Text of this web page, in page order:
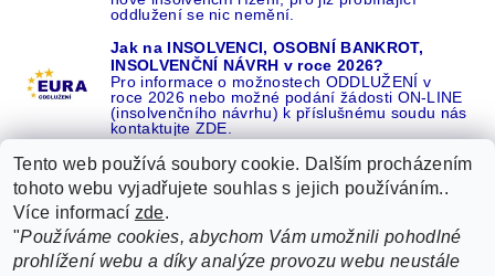
oddlužení se nic nemění.
Jak na INSOLVENCI, OSOBNÍ BANKROT,
INSOLVENČNÍ NÁVRH v roce 2026?
Pro informace o možnostech ODDLUŽENÍ v
roce 2026 nebo možné podání žádosti ON-LINE
(insolvenčního návrhu) k příslušnému soudu nás
kontaktujte ZDE.
Recenze o NÁS na GOOGLE 16 let REFERENCÍ v celé ČR |
Recenze o NÁS na SEZNAMU |
ŽÁDEJTE život BEZ DLUHŮ nebo EXEKUCÍ ZDE
Tento web používá soubory cookie. Dalším procházením
tohoto webu vyjadřujete souhlas s jejich používáním..
Více informací zde.
"Používáme cookies, abychom Vám umožnili pohodlné
prohlížení webu a díky analýze provozu webu neustále